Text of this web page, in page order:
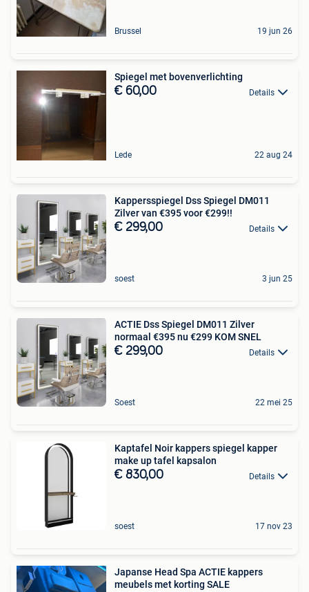
Brussel 19 jun 26
Spiegel met bovenverlichting
€ 60,00 Details
Lede 22 aug 24
Kappersspiegel Dss Spiegel DM011
Zilver van €395 voor €299!!
€ 299,00 Details
soest 3 jun 25
ACTIE Dss Spiegel DM011 Zilver
normaal €395 nu €299 KOM SNEL
€ 299,00 Details
Soest 22 mei 25
Kaptafel Noir kappers spiegel kapper
make up tafel kapsalon
€ 830,00 Details
soest 17 nov 23
Japanse Head Spa ACTIE kappers
meubels met korting SALE